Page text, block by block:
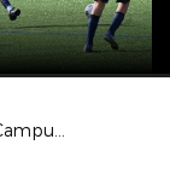
La solidarité se joue au Campus pour les clubs franciliens